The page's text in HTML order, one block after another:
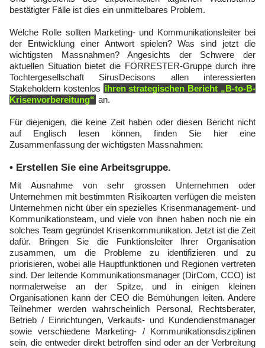
bestätigter Fälle ist dies ein unmittelbares Problem.
Welche Rolle sollten Marketing- und Kommunikationsleiter bei
der Entwicklung einer Antwort spielen? Was sind jetzt die
wichtigsten Massnahmen? Angesichts der Schwere der
aktuellen Situation bietet die FORRESTER-Gruppe durch ihre
Tochtergesellschaft SirusDecisons allen interessierten
Stakeholdern kostenlos ihren strategischen Bericht „B-to-B-
Krisenvorbereitung“ an.
Für diejenigen, die keine Zeit haben oder diesen Bericht nicht
auf Englisch lesen können, finden Sie hier eine
Zusammenfassung der wichtigsten Massnahmen:
• Erstellen Sie eine Arbeitsgruppe.
Mit Ausnahme von sehr grossen Unternehmen oder
Unternehmen mit bestimmten Risikoarten verfügen die meisten
Unternehmen nicht über ein spezielles Krisenmanagement- und
Kommunikationsteam, und viele von ihnen haben noch nie ein
solches Team gegründet Krisenkommunikation. Jetzt ist die Zeit
dafür. Bringen Sie die Funktionsleiter Ihrer Organisation
zusammen, um die Probleme zu identifizieren und zu
priorisieren, wobei alle Hauptfunktionen und Regionen vertreten
sind. Der leitende Kommunikationsmanager (DirCom, CCO) ist
normalerweise an der Spitze, und in einigen kleinen
Organisationen kann der CEO die Bemühungen leiten. Andere
Teilnehmer werden wahrscheinlich Personal, Rechtsberater,
Betrieb / Einrichtungen, Verkaufs- und Kundendienstmanager
sowie verschiedene Marketing- / Kommunikationsdisziplinen
sein, die entweder direkt betroffen sind oder an der Verbreitung